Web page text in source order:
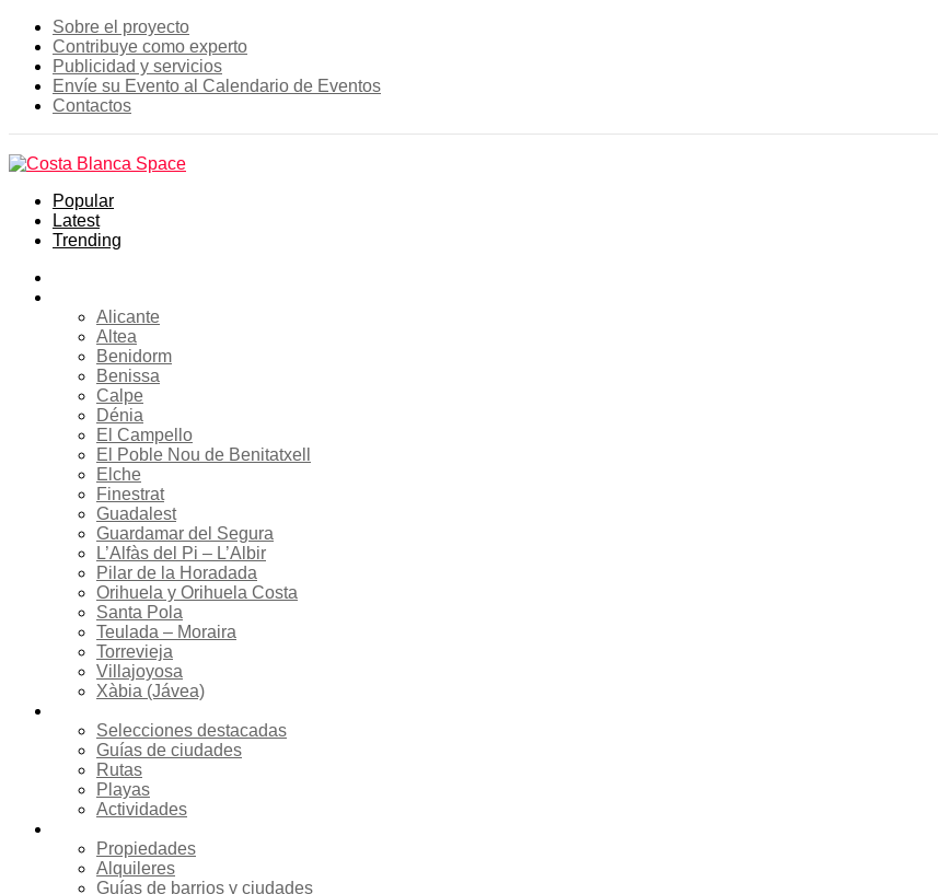
Sobre el proyecto
Contribuye como experto
Publicidad y servicios
Envíe su Evento al Calendario de Eventos
Contactos
Popular
Latest
Trending
Alicante
Altea
Benidorm
Benissa
Calpe
Dénia
El Campello
El Poble Nou de Benitatxell
Elche
Finestrat
Guadalest
Guardamar del Segura
L’Alfàs del Pi – L’Albir
Pilar de la Horadada
Orihuela y Orihuela Costa
Santa Pola
Teulada – Moraira
Torrevieja
Villajoyosa
Xàbia (Jávea)
Selecciones destacadas
Guías de ciudades
Rutas
Playas
Actividades
Propiedades
Alquileres
Guías de barrios y ciudades